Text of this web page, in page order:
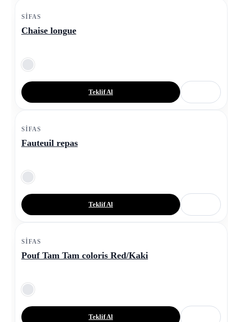
SIFAS
Chaise longue
Teklif Al
SIFAS
Fauteuil repas
Teklif Al
SIFAS
Pouf Tam Tam coloris Red/Kaki
Teklif Al